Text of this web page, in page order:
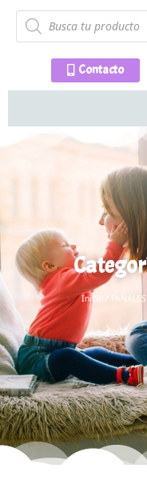
Contacto
Inicio /